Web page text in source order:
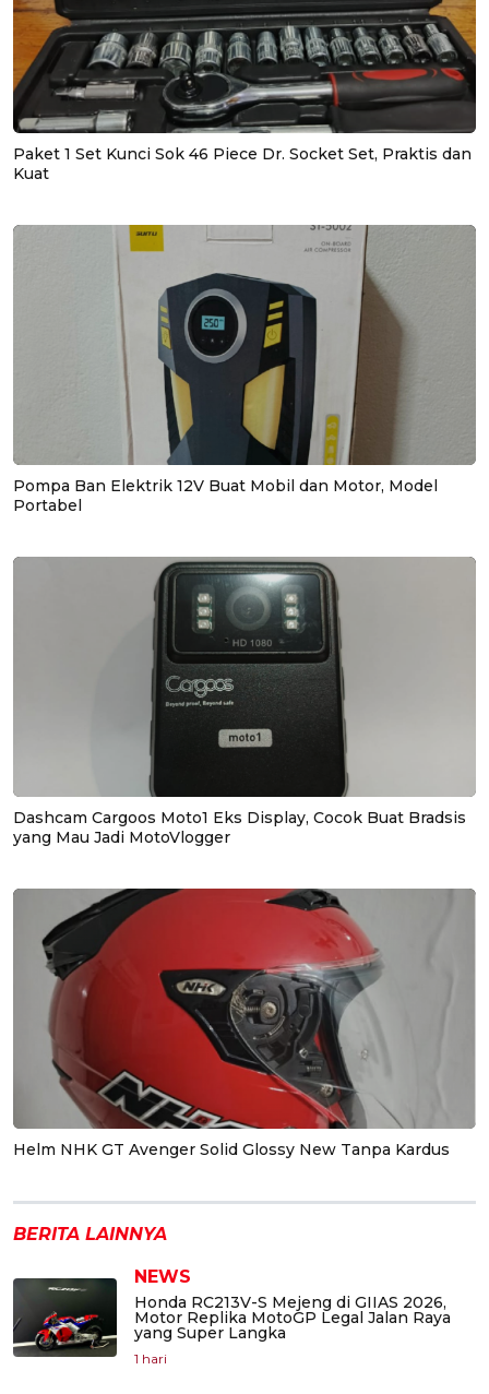
Paket 1 Set Kunci Sok 46 Piece Dr. Socket Set, Praktis dan
Kuat
Pompa Ban Elektrik 12V Buat Mobil dan Motor, Model
Portabel
Dashcam Cargoos Moto1 Eks Display, Cocok Buat Bradsis
yang Mau Jadi MotoVlogger
Helm NHK GT Avenger Solid Glossy New Tanpa Kardus
BERITA LAINNYA
NEWS
Honda RC213V-S Mejeng di GIIAS 2026,
Motor Replika MotoGP Legal Jalan Raya
yang Super Langka
1 hari